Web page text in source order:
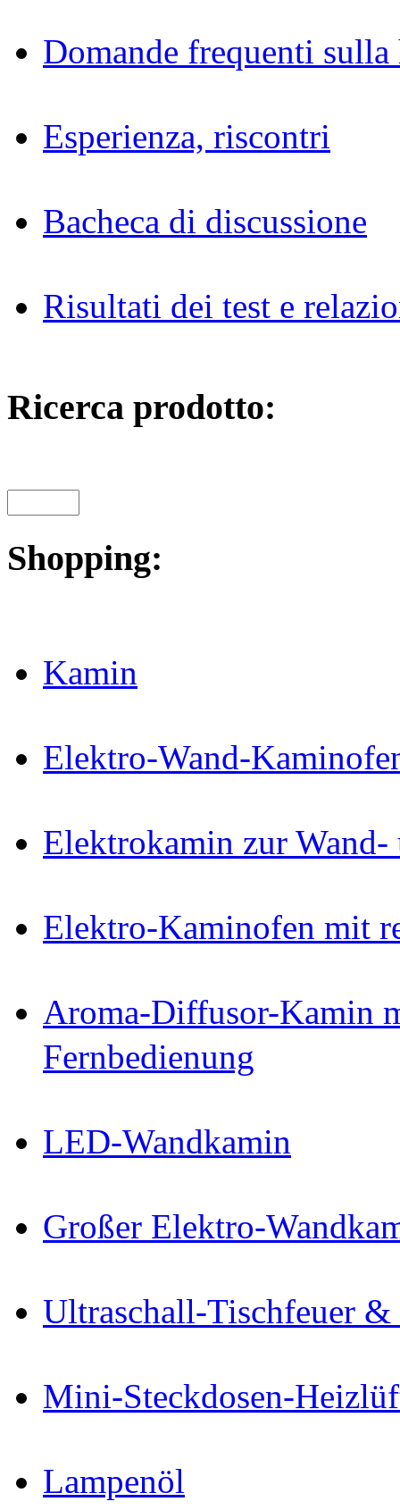
Domande frequenti
Esperienza, riscontri
Bacheca di discussione
Risultati dei test e
Ricerca prodotto:
Shopping:
Kamin
Elektro-Wand-
Elektrokamin zur Wand-
Elektro-Kaminofen mit
Aroma-Diffusor-Kamin
Fernbedienung
LED-Wandkamin
Großer Elektro-
Ultraschall-Tischfeuer
Mini-Steckdosen-
Lampenöl